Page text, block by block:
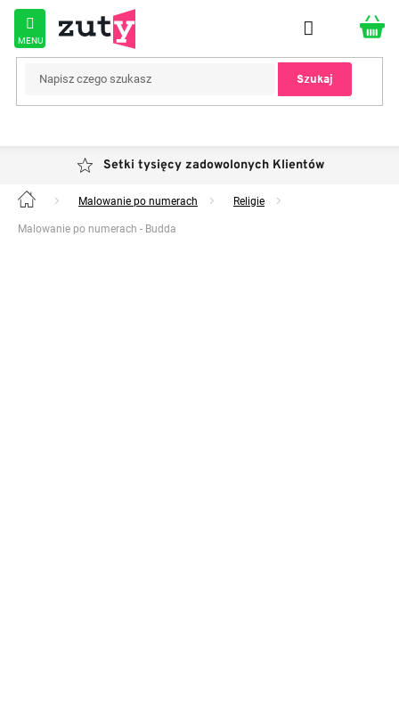
Przejść
treści
Szukaj
Setki tysięcy zadowolonych Klientów
Home Malowanie po numerach Religie
Malowanie po numerach - Budda